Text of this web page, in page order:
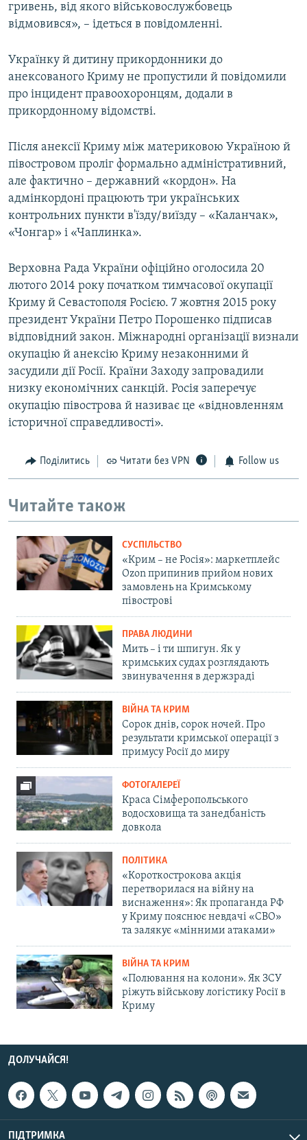
гривень, від якого військовослужбовець
відмовився», – ідеться в повідомленні.
Українку й дитину прикордонники до
анексованого Криму не пропустили й повідомили
про інцидент правоохоронцям, додали в
прикордонному відомстві.
Після анексії Криму між материковою Україною й
півостровом проліг формально адміністративний,
але фактично – державний «кордон». На
адмінкордоні працюють три українських
контрольних пункти в'їзду/виїзду – «Каланчак»,
«Чонгар» і «Чаплинка».
Верховна Рада України офіційно оголосила 20
лютого 2014 року початком тимчасової окупації
Криму й Севастополя Росією. 7 жовтня 2015 року
президент України Петро Порошенко підписав
відповідний закон. Міжнародні організації визнали
окупацію й анексію Криму незаконними й
засудили дії Росії. Країни Заходу запровадили
низку економічних санкцій. Росія заперечує
окупацію півострова й називає це «відновленням
історичної справедливості».
Поділитись Читати без VPN Follow us
Читайте також
СУСПІЛЬСТВО
«Крим – не Росія»: маркетплейс
Ozon припинив прийом нових
замовлень на Кримському
півострові
ПРАВА ЛЮДИНИ
Мить – і ти шпигун. Як у
кримських судах розглядають
звинувачення в держзраді
ВІЙНА ТА КРИМ
Сорок днів, сорок ночей. Про
результати кримської операції з
примусу Росії до миру
ФОТОГАЛЕРЕЇ
Краса Сімферопольського
водосховища та занедбаність
довкола
ПОЛІТИКА
«Короткострокова акція
перетворилася на війну на
виснаження»: Як пропаганда РФ
у Криму пояснює невдачі «СВО»
та залякує «мінними атаками»
ВІЙНА ТА КРИМ
«Полювання на колони». Як ЗСУ
ріжуть військову логістику Росії в
Криму
ДОЛУЧАЙСЯ!
ПІДТРИМКА